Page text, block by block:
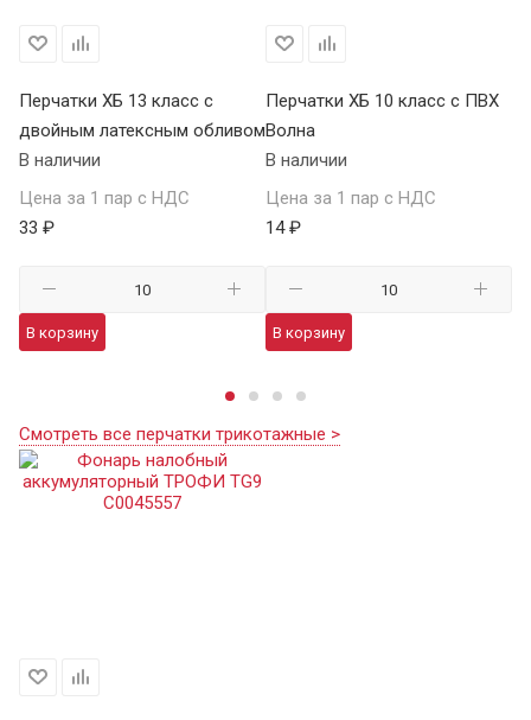
Перчатки ХБ 13 класс с
двойным латексным обливом
В наличии
Цена за 1 пар с НДС
33 ₽
В корзину
Перчатки ХБ 10 класс с ПВХ
Волна
В наличии
Цена за 1 пар с НДС
14 ₽
В корзину
Смотреть все перчатки трикотажные >